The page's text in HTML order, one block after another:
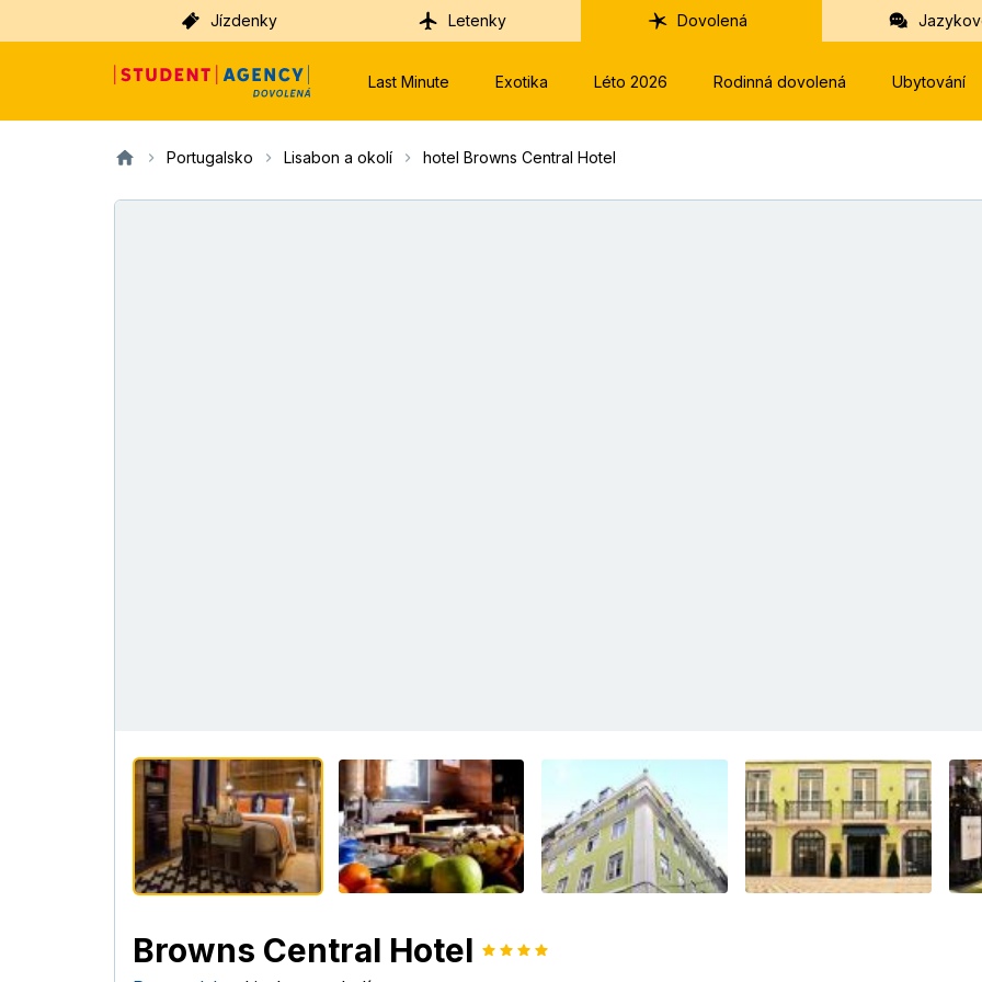
Jízdenky Letenky Dovolená
Last Minute Exotika Léto 2026 Rodinná dovolená Ubytování
Portugalsko Lisabon a okolí hotel Browns Central Hotel
Browns Central Hotel